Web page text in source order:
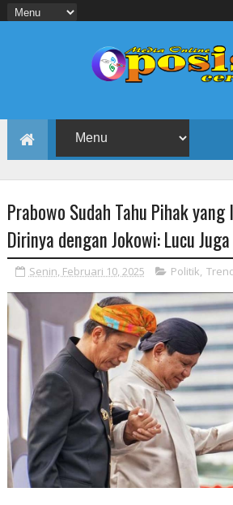
Prabowo Sudah Tahu Pihak
Dirinya dengan Jokowi: Lucu Juga
Senin, Februari 10, 2025 Politik,